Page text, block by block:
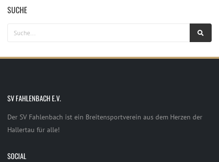
SUCHE
SV FAHLENBACH E.V.
Der SV Fahlenbach ist ein Breitensportverein aus dem Herzen der
Hallertau für alle!
SOCIAL